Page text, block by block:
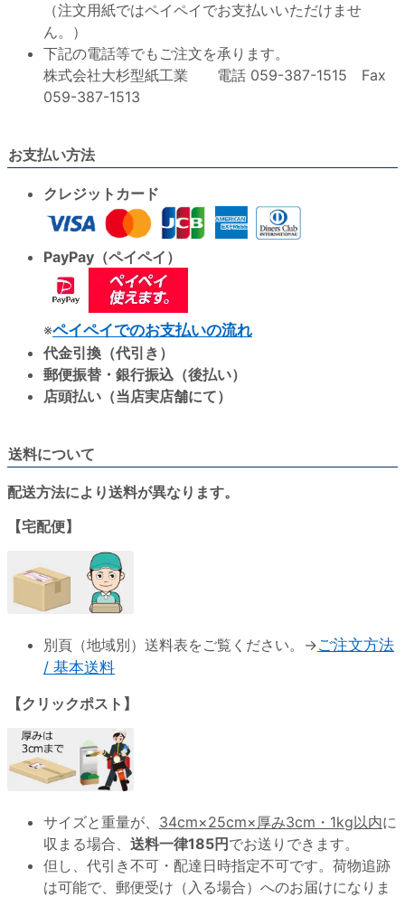
（注文用紙ではペイペイでお支払いいただけませ
ん。）
下記の電話等でもご注文を承ります。
株式会社大杉型紙工業 電話 059-387-1515 Fax
059-387-1513
お支払い方法
クレジットカード
PayPay（ペイペイ）
※ペイペイでのお支払いの流れ
代金引換（代引き）
郵便振替・銀行振込（後払い）
店頭払い（当店実店舗にて）
送料について
配送方法により送料が異なります。
【宅配便】
別頁（地域別）送料表をご覧ください。→ご注文方法
/ 基本送料
【クリックポスト】
サイズと重量が、 34cm×25cm×厚み3cm・1kg以内に
収まる場合、 送料一律185円でお送りできます。
但し、代引き不可・配達日時指定不可です。荷物追跡
は可能で、郵便受け（入る場合）へのお届けになりま